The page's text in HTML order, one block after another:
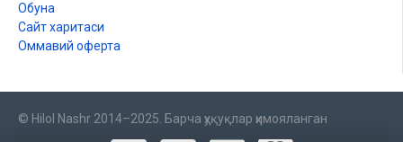
Обуна
Сайт харитаси
Оммавий оферта
© Hilol Nashr 2014–2025. Барча ҳуқуқлар ҳимояланган